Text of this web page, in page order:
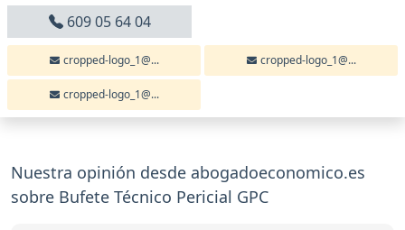
609 05 64 04
cropped-logo_1@... cropped-logo_1@...
cropped-logo_1@...
Nuestra opinión desde abogadoeconomico.es
sobre Bufete Técnico Pericial GPC